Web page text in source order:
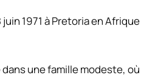
1971 à Pretoria en Afrique
une famille modeste, où